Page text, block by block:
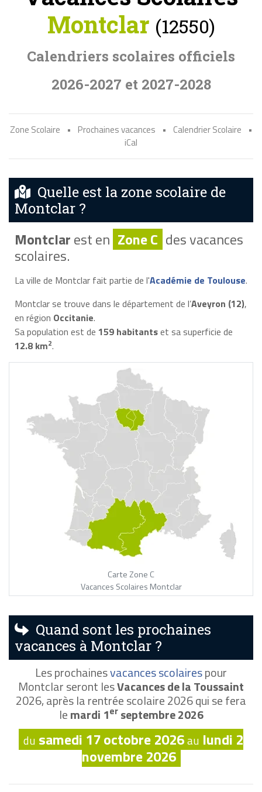
Montclar (12550)
Calendriers scolaires officiels
2026-2027 et 2027-2028
Zone Scolaire • Prochaines vacances • Calendrier Scolaire
•
iCal
Quelle est la zone scolaire de
Montclar ?
Montclarest en Zone C des vacances
scolaires.
La ville de Montclar fait partie de l'Académie de Toulouse.
Montclar se trouve dans le département de l’Aveyron (12),
en région Occitanie.
Sa population est de 159 habitantset sa superficie de
12.8 km2.
Carte Zone C
Vacances Scolaires Montclar
Quand sont les prochaines
vacances à Montclar ?
Les prochainesvacances scolairespour
Montclar seront lesVacances de la Toussaint
2026, après la rentrée scolaire 2026 qui se fera
lemardi 1erseptembre 2026
du samedi 17 octobre 2026au lundi 2
novembre 2026